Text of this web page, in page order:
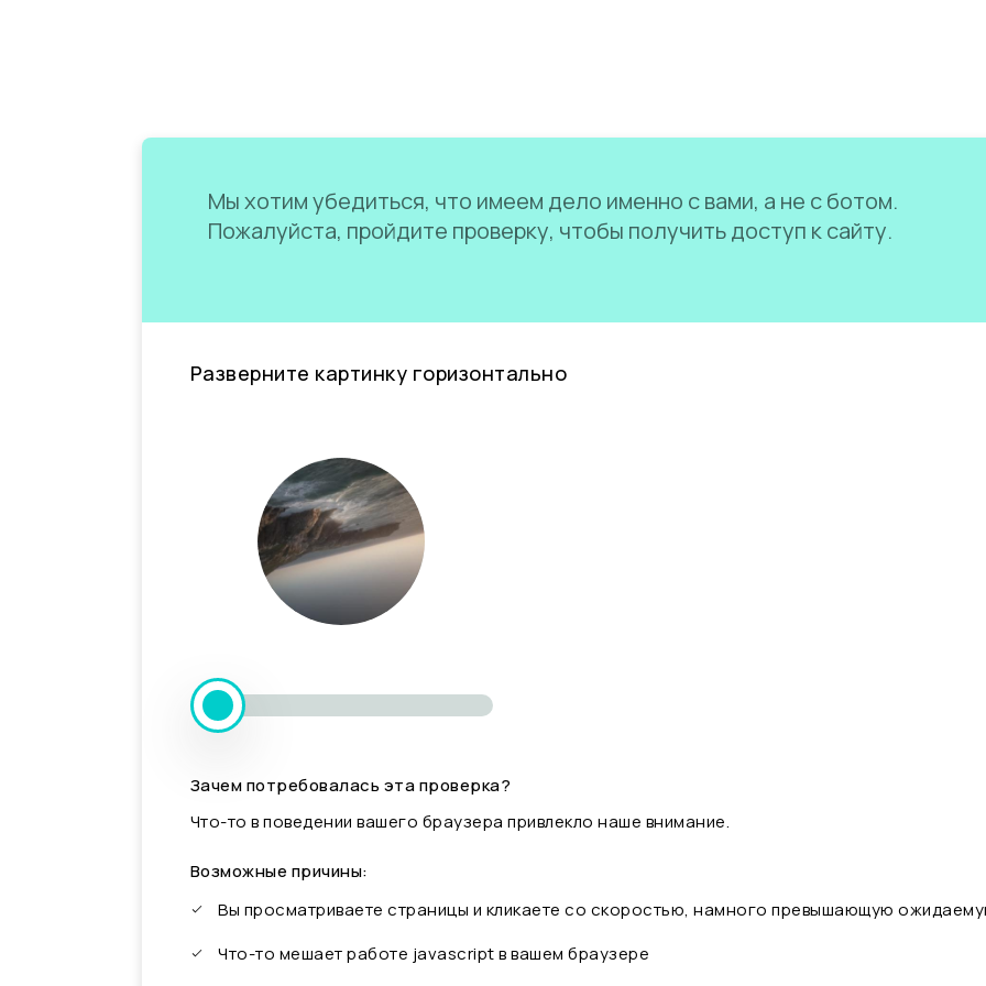
Мы хотим убедиться, что имеем дело именно с вами, а не с ботом.
Пожалуйста, пройдите проверку, чтобы получить доступ к сайту.
Разверните картинку горизонтально
Зачем потребовалась эта проверка?
Что-то в поведении вашего браузера привлекло наше внимание.
Возможные причины:
Вы просматриваете страницы и кликаете со скоростью, намного превышающую
Что-то мешает работе javascript в вашем браузере